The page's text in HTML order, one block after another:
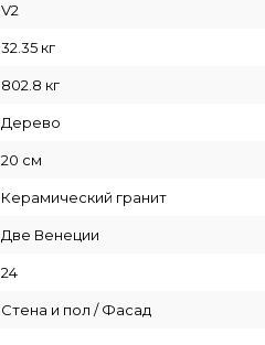
V2
32.35 кг
802.8 кг
Дерево
20 см
Керамический гранит
Две Венеции
24
Стена и пол / Фасад